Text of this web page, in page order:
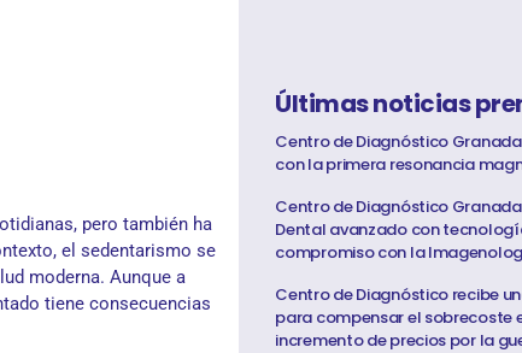
pero también ha
el sedentarismo se
moderna. Aunque a
tiene consecuencias
Últimas noticias
Centro de Diagnóstico
con la primera resonancia
Centro de Diagnóstico
Dental avanzado con
compromiso con la
Centro de Diagnóstico recibe
para compensar el sobrecoste
incremento de precios por la